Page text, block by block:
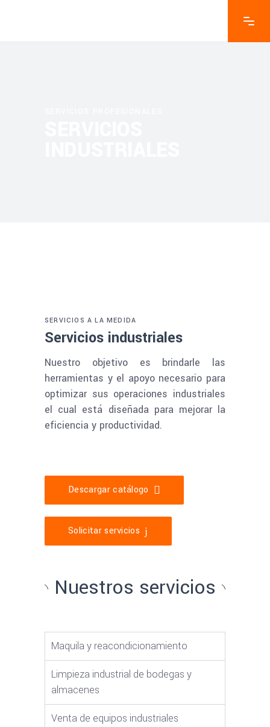
SERVICIOS A LA MEDIDA
Servicios industriales
Nuestro objetivo es brindarle las
herramientas y el apoyo necesario para
optimizar sus operaciones industriales
el cual está diseñada para mejorar la
eficiencia y productividad.
Descargar catálogo
Solicitar servicios
Nuestros servicios
Maquila y reacondicionamiento
Limpieza industrial de bodegas y
almacenes
Venta de equipos industriales